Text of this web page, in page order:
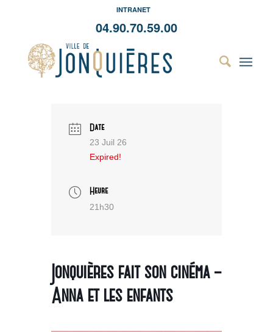
INTRANET
04.90.70.59.00
Date
23 Juil 26
Expired!
Heure
21h30
Jonquières fait son cinéma –
Anna et les enfants